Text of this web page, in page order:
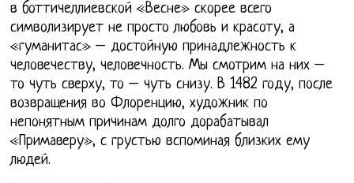
в боттичеллиевской «Весне» скорее всего
символизирует не просто любовь и красоту, а
«гуманитас» – достойную принадлежность к
человечеству, человечность. Мы смотрим на них –
то чуть сверху, то – чуть снизу. В 1482 году, после
возвращения во Флоренцию, художник по
непонятным причинам долго дорабатывал
«Примаверу», с грустью вспоминая близких ему
людей.